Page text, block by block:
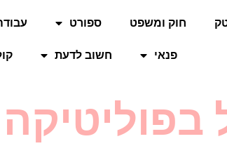
חוק ומשפט ספורט
פנאי חשוב לדעת